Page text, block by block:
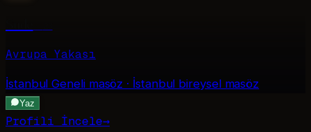
Avrupa Yakası
İstanbul Genelimasöz · İstanbul bireysel masöz
Yaz
Profili İncele→